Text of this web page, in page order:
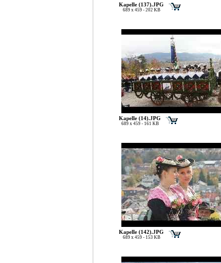
Kapelle (137).JPG
689 x 459 - 202 KB
Kapelle (14).JPG
689 x 459 - 161 KB
Kapelle (142).JPG
689 x 459 - 153 KB